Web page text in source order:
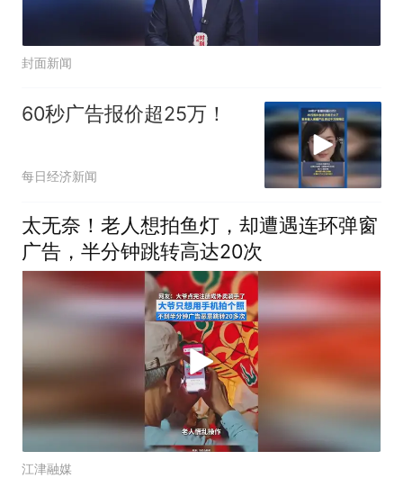
封面新闻
60秒广告报价超25万！
每日经济新闻
太无奈！老人想拍鱼灯，却遭遇连环弹窗
广告，半分钟跳转高达20次
江津融媒